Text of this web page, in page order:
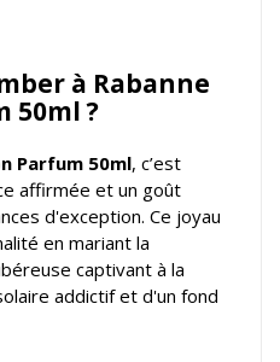
à Rabanne
50ml ?
Parfum 50ml, c’est
affirmée et un goût
d'exception. Ce joyau
en mariant la
captivant à la
addictif et d'un fond